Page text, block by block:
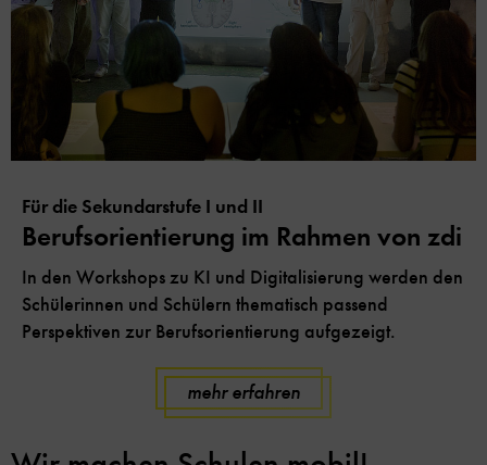
Für die Sekundarstufe I und II
Berufsorientierung im Rahmen von zdi
In den Workshops zu KI und Digitalisierung werden den
Schülerinnen und Schülern thematisch passend
Perspektiven zur Berufsorientierung aufgezeigt.
mehr erfahren